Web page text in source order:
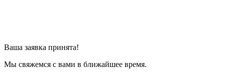
Ваша заявка принята!
Мы свяжемся с вами в ближайшее время.